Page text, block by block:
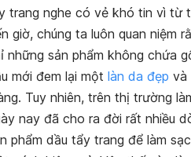
trang nghe có vẻ khó tin vì từ
giờ, chúng ta luôn quan niệm
những sản phẩm không chứa
mới đem lại một làn da đẹp và
Tuy nhiên, trên thị trường
nay đã cho ra đời rất nhiều
phẩm dầu tẩy trang để làm